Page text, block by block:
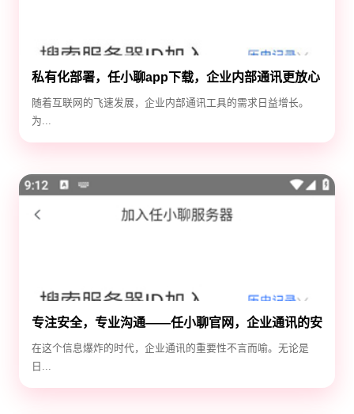
私有化部署，任小聊app下载，企业内部通讯更放心
随着互联网的飞速发展，企业内部通讯工具的需求日益增长。
为...
专注安全，专业沟通——任小聊官网，企业通讯的安
全守护神
在这个信息爆炸的时代，企业通讯的重要性不言而喻。无论是
日...